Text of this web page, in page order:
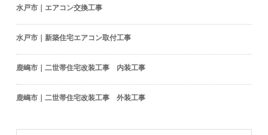
水戸市｜エアコン交換工事
水戸市｜新築住宅エアコン取付工事
鹿嶋市｜二世帯住宅改装工事 内装工事
鹿嶋市｜二世帯住宅改装工事 外装工事